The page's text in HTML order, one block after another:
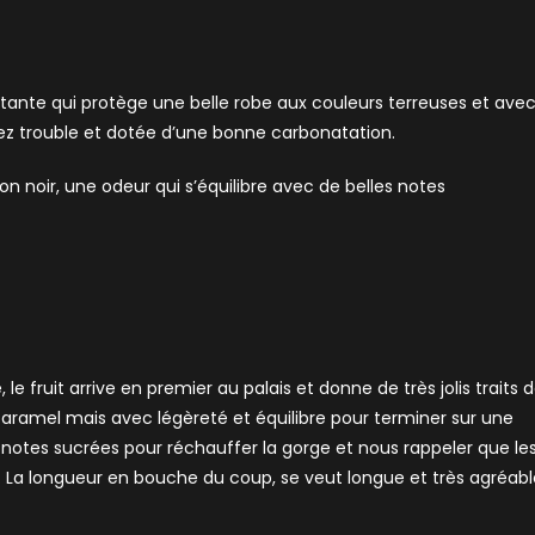
qui protège une belle robe aux couleurs terreuses et avec
trouble et dotée d’une bonne carbonatation.
noir, une odeur qui s’équilibre avec de belles notes
le fruit arrive en premier au palais et donne de très jolis traits
mais avec légèreté et équilibre pour terminer sur une
sucrées pour réchauffer la gorge et nous rappeler que
longueur en bouche du coup, se veut longue et très